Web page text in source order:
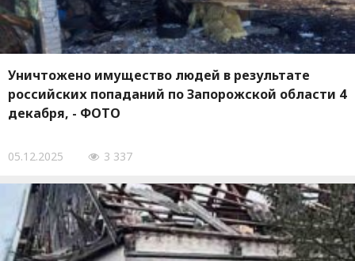
Уничтожено имущество людей в результате
российских попаданий по Запорожской области 4
декабря, - ФОТО
05.12.2025 3 337